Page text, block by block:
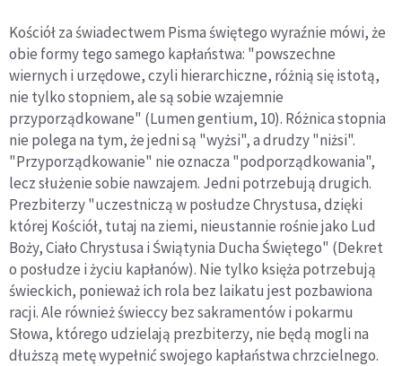
Kościół za świadectwem Pisma świętego wyraźnie mówi, że
obie formy tego samego kapłaństwa: "powszechne
wiernych i urzędowe, czyli hierarchiczne, różnią się istotą,
nie tylko stopniem, ale są sobie wzajemnie
przyporządkowane" (Lumen gentium, 10). Różnica stopnia
nie polega na tym, że jedni są "wyżsi", a drudzy "niżsi".
"Przyporządkowanie" nie oznacza "podporządkowania",
lecz służenie sobie nawzajem. Jedni potrzebują drugich.
Prezbiterzy "uczestniczą w posłudze Chrystusa, dzięki
której Kościół, tutaj na ziemi, nieustannie rośnie jako Lud
Boży, Ciało Chrystusa i Świątynia Ducha Świętego" (Dekret
o posłudze i życiu kapłanów). Nie tylko księża potrzebują
świeckich, ponieważ ich rola bez laikatu jest pozbawiona
racji. Ale również świeccy bez sakramentów i pokarmu
Słowa, którego udzielają prezbiterzy, nie będą mogli na
dłuższą metę wypełnić swojego kapłaństwa chrzcielnego.